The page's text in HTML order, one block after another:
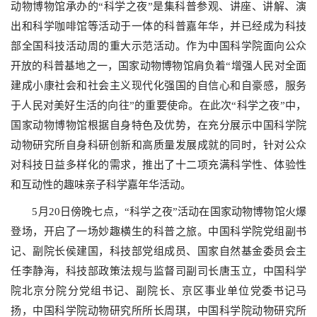
动物博物馆承办的“科学之夜”是集科普参观、讲座、讲解、演
出和科学咖啡馆等活动于一体的科普嘉年华，并已经成为科技
部全国科技活动周的重大示范活动。作为中国科学院面向公众
开放的科普基地之一，国家动物博物馆肩负着“增强人民对全面
建成小康社会和社会主义现代化强国的自信心和自豪感，服务
于人民对美好生活的向往”的重要使命。在此次“科学之夜”中，
国家动物博物馆根据自身特色及优势，在充分展示中国科学院
动物研究所自身科研创新和高质量发展成就的同时，针对公众
对科技日益多样化的需求，推出了十二项充满科学性、体验性
和互动性的趣味亲子科学嘉年华活动。
5月20日傍晚七点，“科学之夜”活动在国家动物博物馆火爆
登场，开启了一场妙趣横生的科普之旅。中国科学院党组副书
记、副院长侯建国，科技部党组成员、国家自然基金委员会主
任李静海，科技部政策法规与监督司副司长唐玉立，中国科学
院北京分院分党组书记、副院长、京区事业单位党委书记马
扬，中国科学院动物研究所所长周琪，中国科学院动物研究所